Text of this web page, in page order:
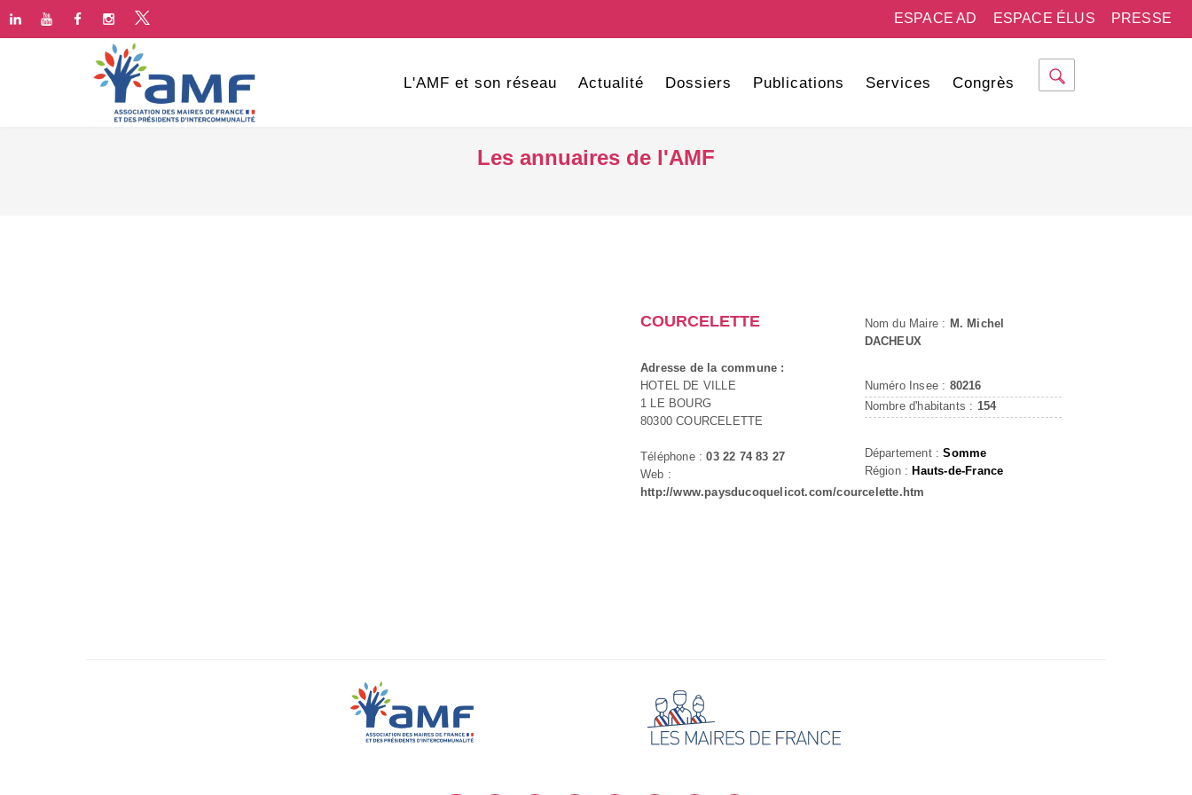
PRESSE
ESPACE ÉLUS
ESPACE AD
L'AMF et son réseau Actualité Dossiers Publications Services Congrès
Les annuaires de l'AMF
COURCELETTE
Adresse de la commune :
HOTEL DE VILLE
1 LE BOURG
80300 COURCELETTE
Téléphone :03 22 74 83 27
Web :
http://www.paysducoquelicot.com/courcelette.htm
Nom du Maire : M. Michel
DACHEUX
Numéro Insee : 80216
Nombre d'habitants : 154
Département :Somme
Région : Hauts-de-France